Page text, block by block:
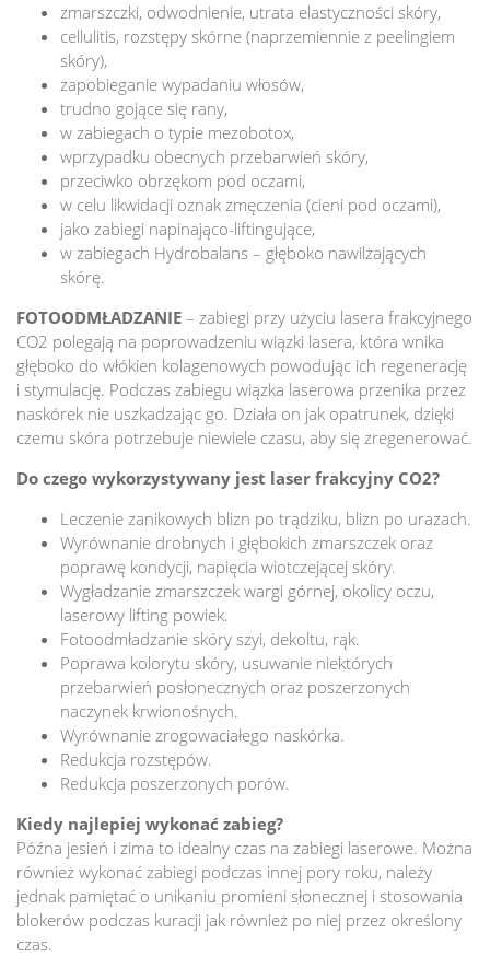
zmarszczki, odwodnienie, utrata elastyczności skóry,
cellulitis, rozstępy skórne (naprzemiennie z peelingiem
skóry),
zapobieganie wypadaniu włosów,
trudno gojące się rany,
w zabiegach o typie mezobotox,
wprzypadku obecnych przebarwień skóry,
przeciwko obrzękom pod oczami,
w celu likwidacji oznak zmęczenia (cieni pod oczami),
jako zabiegi napinająco-liftingujące,
w zabiegach Hydrobalans – głęboko nawilżających
skórę.
FOTOODMŁADZANIE – zabiegi przy użyciu lasera frakcyjnego
CO2 polegają na poprowadzeniu wiązki lasera, która wnika
głęboko do włókien kolagenowych powodując ich regenerację
i stymulację. Podczas zabiegu wiązka laserowa przenika przez
naskórek nie uszkadzając go. Działa on jak opatrunek, dzięki
czemu skóra potrzebuje niewiele czasu, aby się zregenerować.
Do czego wykorzystywany jest laser frakcyjny CO2?
Leczenie zanikowych blizn po trądziku, blizn po urazach.
Wyrównanie drobnych i głębokich zmarszczek oraz
poprawę kondycji, napięcia wiotczejącej skóry.
Wygładzanie zmarszczek wargi górnej, okolicy oczu,
laserowy lifting powiek.
Fotoodmładzanie skóry szyi, dekoltu, rąk.
Poprawa kolorytu skóry, usuwanie niektórych
przebarwień posłonecznych oraz poszerzonych
naczynek krwionośnych.
Wyrównanie zrogowaciałego naskórka.
Redukcja rozstępów.
Redukcja poszerzonych porów.
Kiedy najlepiej wykonać zabieg?
Późna jesień i zima to idealny czas na zabiegi laserowe. Można
również wykonać zabiegi podczas innej pory roku, należy
jednak pamiętać o unikaniu promieni słonecznej i stosowania
blokerów podczas kuracji jak również po niej przez określony
czas.